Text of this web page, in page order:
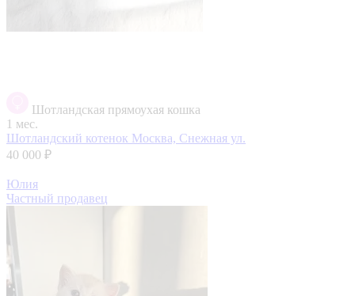
Шотландская прямоухая кошка
1 мес.
Шотландский котенок Москва, Снежная ул.
40 000 ₽
Юлия
Частный продавец